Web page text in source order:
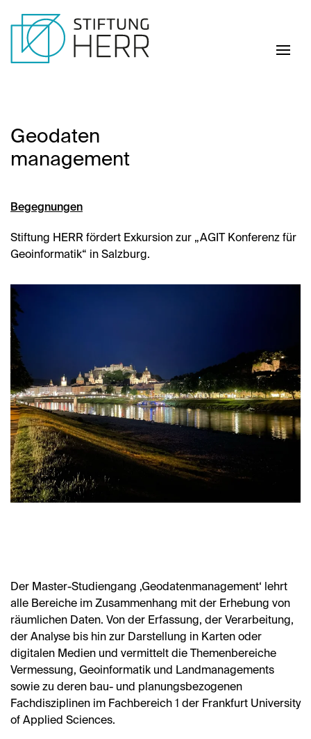
Skip to main content
Geodaten
management
Begegnungen
Stiftung HERR fördert Exkursion zur „AGIT Konferenz für
Geoinformatik“ in Salzburg.
Der Master-Studiengang ‚Geodatenmanagement‘ lehrt
alle Bereiche im Zusammenhang mit der Erhebung von
räumlichen Daten. Von der Erfassung, der Verarbeitung,
der Analyse bis hin zur Darstellung in Karten oder
digitalen Medien und vermittelt die Themenbereiche
Vermessung, Geoinformatik und Landmanagements
sowie zu deren bau- und planungsbezogenen
Fachdisziplinen im Fachbereich 1 der Frankfurt University
of Applied Sciences.